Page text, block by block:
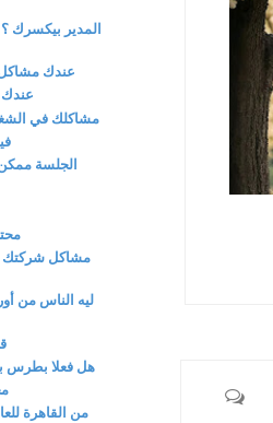
المدير بيكسرك
عندك
مشاكلك في
الجلسة
مشاكل شركتك
ليه الناس من
هل فعلا بطرس
من القاهرة